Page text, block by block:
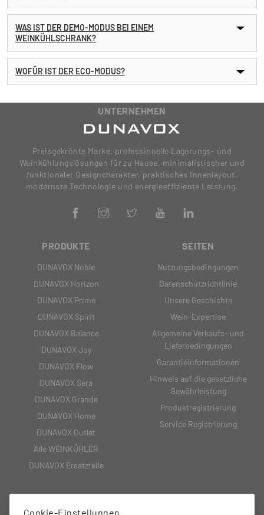
WAS IST DER DEMO-MODUS BEI EINEM
WEINKÜHLSCHRANK?
WOFÜR IST DER ECO-MODUS?
UNTERNEHMEN
Preisgekrönte Marke, professionelle Lagerungs- und
Weinkühlungslösungen für zu Hause, minimalistischer und
funktionaler Designcharakter, praktisches Innenlayout,
modernste Technologie und energieeffiziente Leistung.
PRODUKTE
DUNAVOX Noble
DUNAVOX Horizon
DUNAVOX Prime
DUNAVOX Spirit
DUNAVOX Balance
DUNAVOX Joy
DUNAVOX Flow
DUNAVOX Sera
DUNAVOX Grande
DUNAVOX Home
DUNAVOX Outlet
Alle WEINKÜHLER
DUNAVOX Ersatzteile
SEITEN
Nutzungsbedingungen
Datenschutzrichtlinie
Unsere Geschichte
Wein-Expertise
Allgemeine Verkaufs- und
Lieferbedingungen
Garantieinformationen
Hinweis auf die gesetzliche
Gewährleistung
Produktregistrierung
Service Registrierung
Cookie-Einstellungen